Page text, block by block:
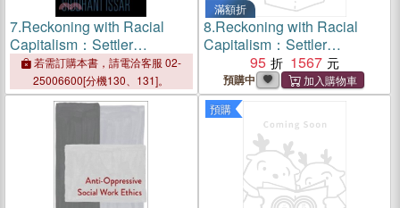
7.Reckoning with Racial
Capitalism：Settler
Colonialism, Anti-Blackness,
and Left Critique Beyond
Neoliberalism
若需訂購本書，請電洽客服 02-
25006600[分機130、131]。
滿額折
8.Reckoning with Racial
Capitalism：Settler
Colonialism, Anti-Blackness,
and Left Critique Beyond
Neoliberalism
95 1567
預購中
預購